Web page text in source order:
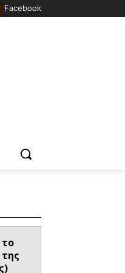
Facebook
το